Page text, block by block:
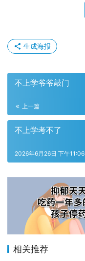
生成海报
不上学爷爷敲门
上一篇
不上学考不了
2026年6月26日 下午11:06
相关推荐